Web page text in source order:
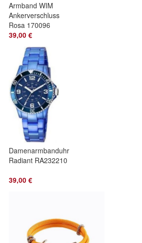
Armband WIM
Ankerverschluss
Rosa 170096
Unisex 19CM
39,00 €
Damenarmbanduhr
Radiant RA232210
39,00 €